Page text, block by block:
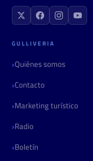
GULLIVERIA
Quiénes somos
Contacto
Marketing turístico
Radio
Boletín